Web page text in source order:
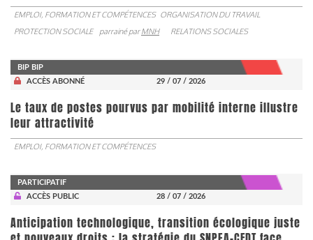
EMPLOI, FORMATION ET COMPÉTENCES ORGANISATION DU TRAVAIL
PROTECTION SOCIALE
parrainé parMNH RELATIONS SOCIALES
BIP BIP
ACCÈS ABONNÉ
29 / 07 / 2026
Le taux de postes pourvus par mobilité interne illustre
leur attractivité
EMPLOI, FORMATION ET COMPÉTENCES
PARTICIPATIF
ACCÈS PUBLIC
28 / 07 / 2026
Anticipation technologique, transition écologique juste